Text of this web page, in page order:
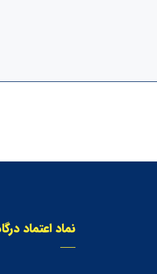
نماد اعتماد